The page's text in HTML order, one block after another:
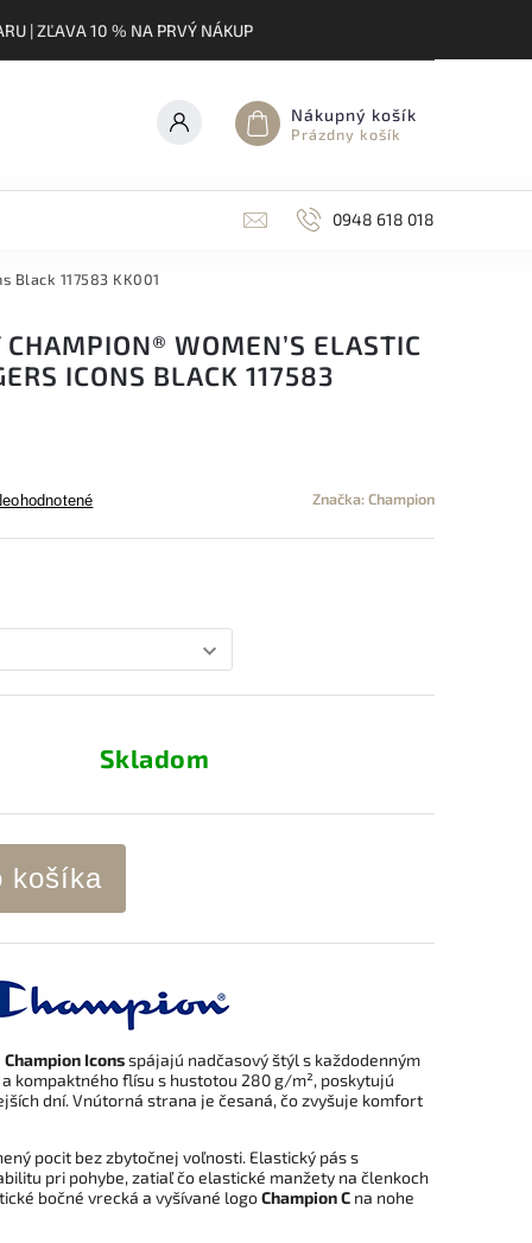
| ZĽAVA 10 % NA PRVÝ NÁKUP
Nákupný košík
Prázdny košík
0948 618 018
Black 117583 KK001
WOMEN’S ELASTIC
ICONS BLACK 117583
Značka:Champion
Skladom
košíka
Champion Iconsspájajú nadčasový štýl s každodenným
kompaktného flísu s hustotou 280 g/m², poskytujú
dní. Vnútorná strana je česaná, čo zvyšuje komfort
pocit bez zbytočnej voľnosti. Elastický pás s
pri pohybe, zatiaľ čo elastické manžety na členkoch
bočné vrecká a vyšívané logoChampion C na nohe